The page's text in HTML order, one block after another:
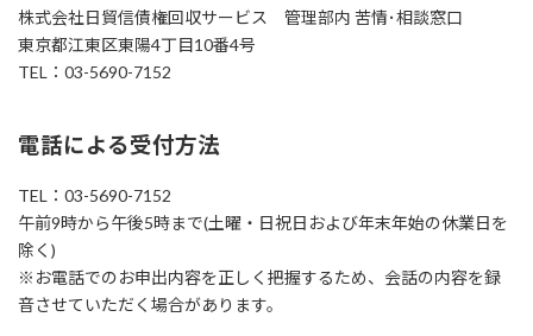
株式会社日貿信債権回収サービス 管理部内 苦情･相談窓口
東京都江東区東陽4丁目10番4号
TEL：03-5690-7152
電話による受付方法
TEL：03-5690-7152
午前9時から午後5時まで(土曜・日祝日および年末年始の休業日を
除く)
※お電話でのお申出内容を正しく把握するため、会話の内容を録
音させていただく場合があります。